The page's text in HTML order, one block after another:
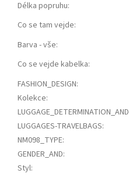
Délka popruhu:
Co se tam vejde:
Barva - vše:
Co se vejde kabelka:
FASHION_DESIGN:
Kolekce:
LUGGAGE_DETERMINATION_AND
LUGGAGES-TRAVELBAGS:
NM098_TYPE:
GENDER_AND:
Styl: